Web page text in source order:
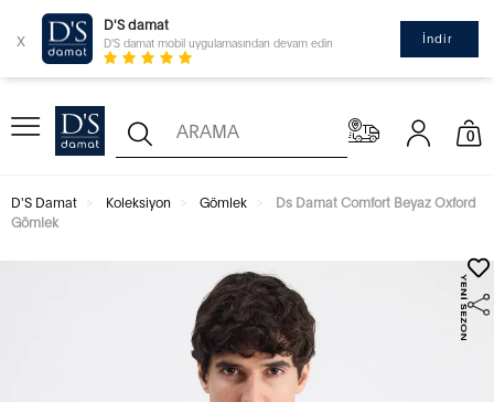
x
D'S damat
D'S damat mobil uygulamasından devam edin İndir
0
D'S Damat Koleksiyon Gömlek
Ds Damat Comfort Beyaz Oxford
Gömlek